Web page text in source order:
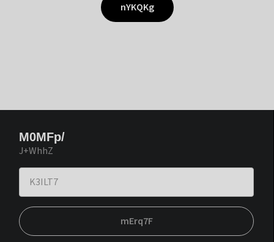
nYKQKg
M0MFp/
J+WhhZ
mErq7F